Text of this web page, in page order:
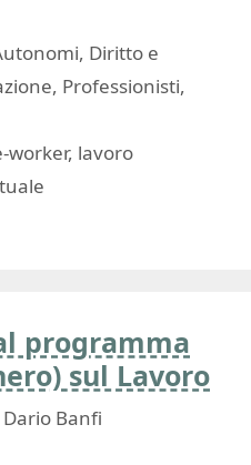
, Diritto e
, Professionisti,
worker, lavoro
programma
sul Lavoro
Dario Banfi